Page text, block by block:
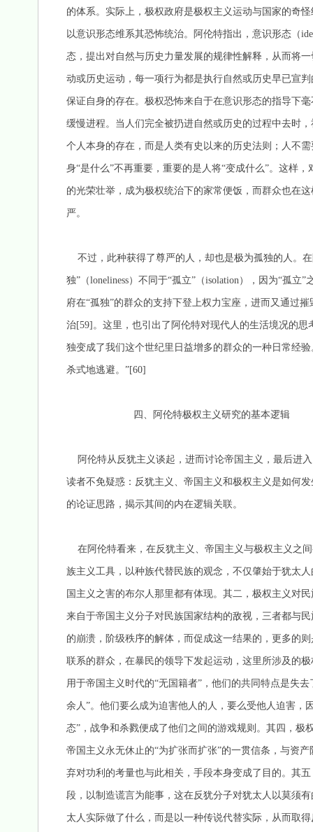
的体系。实际上，极权政府是极权主义运动与国家的奇
以意识形态维系其恐怖统治。阿伦特指出，意识形态（
态，提出对自然与历史力量发展的规律性解释，从而将
动或历史运动，每一项行为都是执行自然或历史早已宣
保证自身的存在。极权恐怖来自于在意识形态的指导下
缓慢进程。当人们完全被扔进自然或历史的过程中去时
个人本身的存在，而是人类有史以来的历史法则；人不
身“是什么”不再重要，重要的是人将“变成什么”。这样
的光荣壮举，成为极权统治下的家常便饭，而群众也在
严。
不过，此种获得了尊严的人，却也是极为孤独的人。
独”（loneliness）不同于“孤立”（isolation），因为“孤
府在“孤独”的群众的支持下登上权力宝座，进而又通过
治[59]。这里，也引出了阿伦特对现代人的生活境况的
独变成了我们这个世纪里日益增多的群众的一种日常经
杀式地逃避。”[60]
四、阿伦特极权主义研究的基本逻辑
阿伦特从反犹主义谈起，进而讨论帝国主义，最后进
读者不免疑惑：反犹主义、帝国主义和极权主义是如何
的论证思路，揭示其间的内在逻辑关联。
在阿伦特看来，在反犹主义、帝国主义与极权主义之
族主义工具，以种族代替民族的观念，不仅肇始于犹太
国主义之害的布尔人那里都有体现。其二，极权主义对
来自于帝国主义分子对民族国家结构的敌视，三者都与
的崩溃，阶级秩序的解体，而促成这一结果的，更多的
联系的群众，在暴民的领导下发起运动，这里所涉及的
用于帝国主义时代的“无国籍者”，他们的共同特点是失
余人”。他们要么成为迫害他人的人，要么受他人迫害，
态”，战争和杀戮便成了他们之间的游戏规则。其四，
帝国主义永无休止的“为扩张而扩张”的一贯信条，与资
弃对功利的考量也与此相关，手段本身变成了目的。其
段，以制造谎言为能事，这在反犹分子对犹太人以莫须
太人实际做了什么，而是以一种传说代替实际，从而取